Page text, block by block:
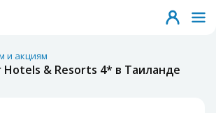
и акциям
& Resorts 4* в Таиланде